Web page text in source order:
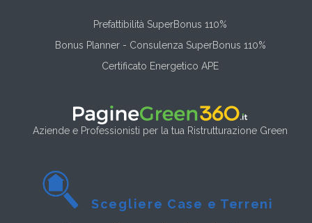
Prefattibilità SuperBonus 110%
Bonus Planner - Consulenza SuperBonus 110%
Certificato Energetico APE
Aziende e Professionisti per la tua Ristrutturazione Green
Scegliere Case e Terreni